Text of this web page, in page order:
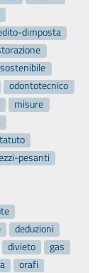
dimposta
odontotecnico
misure
pesanti
deduzioni
divieto
gas
orafi